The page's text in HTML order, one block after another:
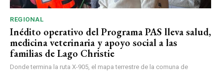
REGIONAL
Inédito operativo del Programa PAS lleva salud,
medicina veterinaria y apoyo social a las
familias de Lago Christie
Donde termina la ruta X-905, el mapa terrestre de la comuna de